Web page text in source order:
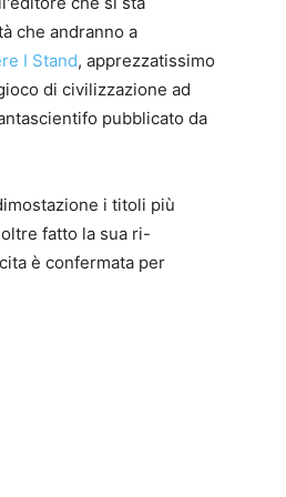
che andranno a
I Stand, apprezzatissimo
di civilizzazione ad
pubblicato da
i titoli più
fatto la sua ri-
è confermata per